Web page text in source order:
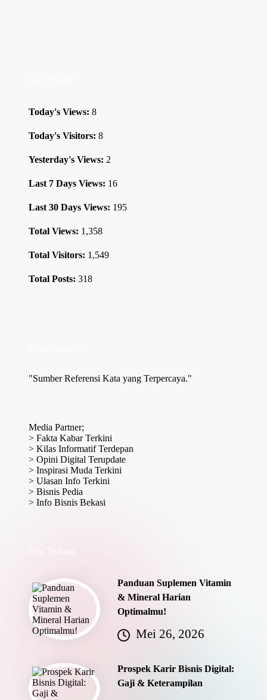
Today's Views: 8
Today's Visitors: 8
Yesterday's Views: 2
Last 7 Days Views: 16
Last 30 Days Views: 195
Total Views: 1,358
Total Visitors: 1,549
Total Posts: 318
"Sumber Referensi Kata yang Terpercaya."
Media Partner;
> Fakta Kabar Terkini
> Kilas Informatif Terdepan
> Opini Digital Terupdate
> Inspirasi Muda Terkini
> Ulasan Info Terkini
> Bisnis Pedia
> Info Bisnis Bekasi
Panduan Suplemen Vitamin
& Mineral Harian
Optimalmu!
Mei 26, 2026
Prospek Karir Bisnis Digital:
Gaji & Keterampilan